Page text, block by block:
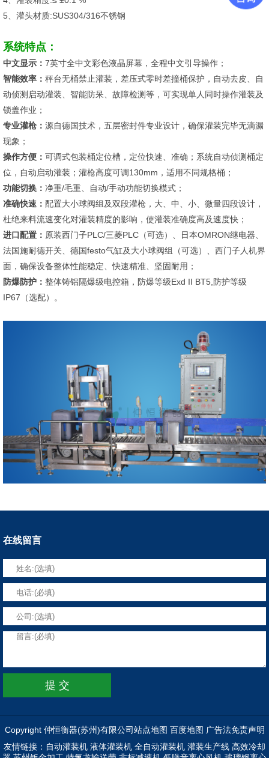
5、灌头材质:SUS304/316不锈钢
系统特点：
中文显示： 7英寸全中文彩色液晶屏幕，全程中文引导操作；
智能效率： 秤台无桶禁止灌装，差压式零时差撞桶保护，自动去皮、自
动侦测启动灌装、智能防呆、故障检测等，可实现单人同时操作灌装及
锁盖作业；
专业灌枪： 源自德国技术，五层密封件专业设计，确保灌装完毕无滴漏
现象；
操作方便： 可调式包装桶定位槽，定位快速、准确；系统自动侦测桶定
位，自动启动灌装；灌枪高度可调130mm，适用不同规格桶；
功能切换： 净重/毛重、自动/手动功能切换模式；
准确快速： 配置大小球阀组及双段灌枪，大、中、小、微量四段设计，
杜绝来料流速变化对灌装精度的影响，使灌装准确度高及速度快；
进口配置： 原装西门子PLC/三菱PLC（可选）、日本OMRON继电器、
法国施耐德开关、德国festo气缸及大小球阀组（可选）、西门子人机界
面，确保设备整体性能稳定、快速精准、坚固耐用；
防爆防护： 整体铸铝隔爆级电控箱，防爆等级Exd II BT5,防护等级
IP67（选配）。
在线留言
Copyright 仲恒衡器(苏州)有限公司站点地图 百度地图 广告法免责声明
友情链接： 自动灌装机 液体灌装机 全自动灌装机 灌装生产线 高效冷却